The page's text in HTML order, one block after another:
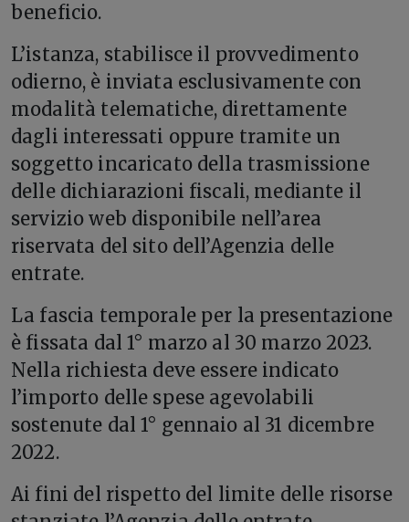
beneficio.
L’istanza, stabilisce il provvedimento
odierno, è inviata esclusivamente con
modalità telematiche, direttamente
dagli interessati oppure tramite un
soggetto incaricato della trasmissione
delle dichiarazioni fiscali, mediante il
servizio web disponibile nell’area
riservata del sito dell’Agenzia delle
entrate.
La fascia temporale per la presentazione
è fissata dal 1° marzo al 30 marzo 2023.
Nella richiesta deve essere indicato
l’importo delle spese agevolabili
sostenute dal 1° gennaio al 31 dicembre
2022.
Ai fini del rispetto del limite delle risorse